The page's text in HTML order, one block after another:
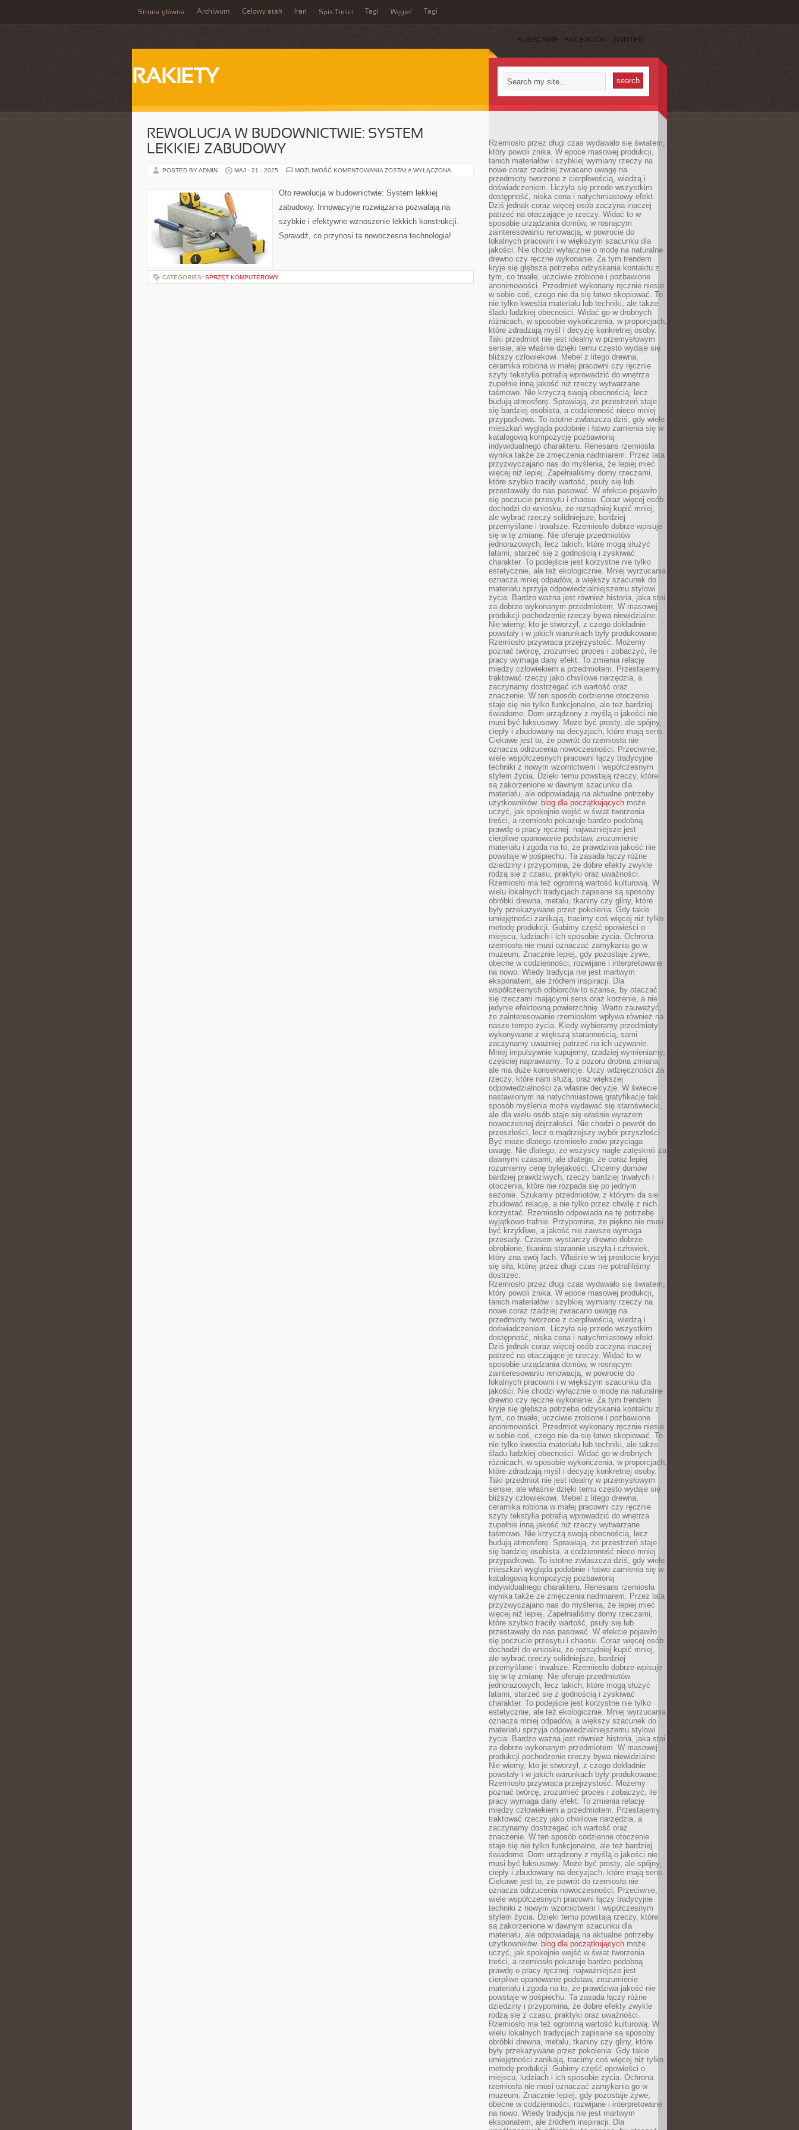
Strona główna Archiwum Celowy atak Iran Spis Treści Tagi Węgiel Tagi
SUBSCRIBE FACEBOOK TWITTER
RAKIETY
REWOLUCJA W BUDOWNICTWIE: SYSTEM
LEKKIEJ ZABUDOWY
POSTED BY ADMIN MAJ - 21 - 2025 MOŻLIWOŚĆ KOMENTOWANIA REWOLUCJA
SYSTEM
LEKKIEJ
ZOSTAŁA WYŁĄCZONA
Oto rewolucja w budownictwie: System lekkiej
zabudowy. Innowacyjne rozwiązania pozwalają na
szybkie i efektywne wznoszenie lekkich konstrukcji.
Sprawdź, co przynosi ta nowoczesna technologia!
CATEGORIES: SPRZĘT KOMPUTEROWY
Rzemiosło przez długi czas wydawało się światem,
który powoli znika. W epoce masowej produkcji,
tanich materiałów i szybkiej wymiany rzeczy na
nowe coraz rzadziej zwracano uwagę na
przedmioty tworzone z cierpliwością, wiedzą i
doświadczeniem. Liczyła się przede wszystkim
dostępność, niska cena i natychmiastowy efekt.
Dziś jednak coraz więcej osób zaczyna inaczej
patrzeć na otaczające je rzeczy. Widać to w
sposobie urządzania domów, w rosnącym
zainteresowaniu renowacją, w powrocie do
lokalnych pracowni i w większym szacunku dla
jakości. Nie chodzi wyłącznie o modę na naturalne
drewno czy ręczne wykonanie. Za tym trendem
kryje się głębsza potrzeba odzyskania kontaktu z
tym, co trwałe, uczciwie zrobione i pozbawione
anonimowości. Przedmiot wykonany ręcznie niesie
w sobie coś, czego nie da się łatwo skopiować. To
nie tylko kwestia materiału lub techniki, ale także
śladu ludzkiej obecności. Widać go w drobnych
różnicach, w sposobie wykończenia, w proporcjach,
które zdradzają myśl i decyzję konkretnej osoby.
Taki przedmiot nie jest idealny w przemysłowym
sensie, ale właśnie dzięki temu często wydaje się
bliższy człowiekowi. Mebel z litego drewna,
ceramika robiona w małej pracowni czy ręcznie
szyty tekstylia potrafią wprowadzić do wnętrza
zupełnie inną jakość niż rzeczy wytwarzane
taśmowo. Nie krzyczą swoją obecnością, lecz
budują atmosferę. Sprawiają, że przestrzeń staje
się bardziej osobista, a codzienność nieco mniej
przypadkowa. To istotne zwłaszcza dziś, gdy wiele
mieszkań wygląda podobnie i łatwo zamienia się w
katalogową kompozycję pozbawioną
indywidualnego charakteru. Renesans rzemiosła
wynika także ze zmęczenia nadmiarem. Przez lata
przyzwyczajano nas do myślenia, że lepiej mieć
więcej niż lepiej. Zapełnialiśmy domy rzeczami,
które szybko traciły wartość, psuły się lub
przestawały do nas pasować. W efekcie pojawiło
się poczucie przesytu i chaosu. Coraz więcej osób
dochodzi do wniosku, że rozsądniej kupić mniej,
ale wybrać rzeczy solidniejsze, bardziej
przemyślane i trwalsze. Rzemiosło dobrze wpisuje
się w tę zmianę. Nie oferuje przedmiotów
jednorazowych, lecz takich, które mogą służyć
latami, starzeć się z godnością i zyskiwać
charakter. To podejście jest korzystne nie tylko
estetycznie, ale też ekologicznie. Mniej wyrzucania
oznacza mniej odpadów, a większy szacunek do
materiału sprzyja odpowiedzialniejszemu stylowi
życia. Bardzo ważna jest również historia, jaka stoi
za dobrze wykonanym przedmiotem. W masowej
produkcji pochodzenie rzeczy bywa niewidzialne.
Nie wiemy, kto je stworzył, z czego dokładnie
powstały i w jakich warunkach były produkowane.
Rzemiosło przywraca przejrzystość. Możemy
poznać twórcę, zrozumieć proces i zobaczyć, ile
pracy wymaga dany efekt. To zmienia relację
między człowiekiem a przedmiotem. Przestajemy
traktować rzeczy jako chwilowe narzędzia, a
zaczynamy dostrzegać ich wartość oraz
znaczenie. W ten sposób codzienne otoczenie
staje się nie tylko funkcjonalne, ale też bardziej
świadome. Dom urządzony z myślą o jakości nie
musi być luksusowy. Może być prosty, ale spójny,
ciepły i zbudowany na decyzjach, które mają sens.
Ciekawe jest to, że powrót do rzemiosła nie
oznacza odrzucenia nowoczesności. Przeciwnie,
wiele współczesnych pracowni łączy tradycyjne
techniki z nowym wzornictwem i współczesnym
stylem życia. Dzięki temu powstają rzeczy, które
są zakorzenione w dawnym szacunku dla
materiału, ale odpowiadają na aktualne potrzeby
użytkowników. blog dla początkujących może
uczyć, jak spokojnie wejść w świat tworzenia
treści, a rzemiosło pokazuje bardzo podobną
prawdę o pracy ręcznej: najważniejsze jest
cierpliwe opanowanie podstaw, zrozumienie
materiału i zgoda na to, że prawdziwa jakość nie
powstaje w pośpiechu. Ta zasada łączy różne
dziedziny i przypomina, że dobre efekty zwykle
rodzą się z czasu, praktyki oraz uważności.
Rzemiosło ma też ogromną wartość kulturową. W
wielu lokalnych tradycjach zapisane są sposoby
obróbki drewna, metalu, tkaniny czy gliny, które
były przekazywane przez pokolenia. Gdy takie
umiejętności zanikają, tracimy coś więcej niż tylko
metodę produkcji. Gubimy część opowieści o
miejscu, ludziach i ich sposobie życia. Ochrona
rzemiosła nie musi oznaczać zamykania go w
muzeum. Znacznie lepiej, gdy pozostaje żywe,
obecne w codzienności, rozwijane i interpretowane
na nowo. Wtedy tradycja nie jest martwym
eksponatem, ale źródłem inspiracji. Dla
współczesnych odbiorców to szansa, by otaczać
się rzeczami mającymi sens oraz korzenie, a nie
jedynie efektowną powierzchnię. Warto zauważyć,
że zainteresowanie rzemiosłem wpływa również na
nasze tempo życia. Kiedy wybieramy przedmioty
wykonywane z większą starannością, sami
zaczynamy uważniej patrzeć na ich używanie.
Mniej impulsywnie kupujemy, rzadziej wymieniamy,
częściej naprawiamy. To z pozoru drobna zmiana,
ale ma duże konsekwencje. Uczy wdzięczności za
rzeczy, które nam służą, oraz większej
odpowiedzialności za własne decyzje. W świecie
nastawionym na natychmiastową gratyfikację taki
sposób myślenia może wydawać się staroświecki,
ale dla wielu osób staje się właśnie wyrazem
nowoczesnej dojrzałości. Nie chodzi o powrót do
przeszłości, lecz o mądrzejszy wybór przyszłości.
Być może dlatego rzemiosło znów przyciąga
uwagę. Nie dlatego, że wszyscy nagle zatęsknili za
dawnymi czasami, ale dlatego, że coraz lepiej
rozumiemy cenę bylejakości. Chcemy domów
bardziej prawdziwych, rzeczy bardziej trwałych i
otoczenia, które nie rozpada się po jednym
sezonie. Szukamy przedmiotów, z którymi da się
zbudować relację, a nie tylko przez chwilę z nich
korzystać. Rzemiosło odpowiada na tę potrzebę
wyjątkowo trafnie. Przypomina, że piękno nie musi
być krzykliwe, a jakość nie zawsze wymaga
przesady. Czasem wystarczy drewno dobrze
obrobione, tkanina starannie uszyta i człowiek,
który zna swój fach. Właśnie w tej prostocie kryje
się siła, której przez długi czas nie potrafiliśmy
dostrzec.
Rzemiosło przez długi czas wydawało się światem,
który powoli znika. W epoce masowej produkcji,
tanich materiałów i szybkiej wymiany rzeczy na
nowe coraz rzadziej zwracano uwagę na
przedmioty tworzone z cierpliwością, wiedzą i
doświadczeniem. Liczyła się przede wszystkim
dostępność, niska cena i natychmiastowy efekt.
Dziś jednak coraz więcej osób zaczyna inaczej
patrzeć na otaczające je rzeczy. Widać to w
sposobie urządzania domów, w rosnącym
zainteresowaniu renowacją, w powrocie do
lokalnych pracowni i w większym szacunku dla
jakości. Nie chodzi wyłącznie o modę na naturalne
drewno czy ręczne wykonanie. Za tym trendem
kryje się głębsza potrzeba odzyskania kontaktu z
tym, co trwałe, uczciwie zrobione i pozbawione
anonimowości. Przedmiot wykonany ręcznie niesie
w sobie coś, czego nie da się łatwo skopiować. To
nie tylko kwestia materiału lub techniki, ale także
śladu ludzkiej obecności. Widać go w drobnych
różnicach, w sposobie wykończenia, w proporcjach,
które zdradzają myśl i decyzję konkretnej osoby.
Taki przedmiot nie jest idealny w przemysłowym
sensie, ale właśnie dzięki temu często wydaje się
bliższy człowiekowi. Mebel z litego drewna,
ceramika robiona w małej pracowni czy ręcznie
szyty tekstylia potrafią wprowadzić do wnętrza
zupełnie inną jakość niż rzeczy wytwarzane
taśmowo. Nie krzyczą swoją obecnością, lecz
budują atmosferę. Sprawiają, że przestrzeń staje
się bardziej osobista, a codzienność nieco mniej
przypadkowa. To istotne zwłaszcza dziś, gdy wiele
mieszkań wygląda podobnie i łatwo zamienia się w
katalogową kompozycję pozbawioną
indywidualnego charakteru. Renesans rzemiosła
wynika także ze zmęczenia nadmiarem. Przez lata
przyzwyczajano nas do myślenia, że lepiej mieć
więcej niż lepiej. Zapełnialiśmy domy rzeczami,
które szybko traciły wartość, psuły się lub
przestawały do nas pasować. W efekcie pojawiło
się poczucie przesytu i chaosu. Coraz więcej osób
dochodzi do wniosku, że rozsądniej kupić mniej,
ale wybrać rzeczy solidniejsze, bardziej
przemyślane i trwalsze. Rzemiosło dobrze wpisuje
się w tę zmianę. Nie oferuje przedmiotów
jednorazowych, lecz takich, które mogą służyć
latami, starzeć się z godnością i zyskiwać
charakter. To podejście jest korzystne nie tylko
estetycznie, ale też ekologicznie. Mniej wyrzucania
oznacza mniej odpadów, a większy szacunek do
materiału sprzyja odpowiedzialniejszemu stylowi
życia. Bardzo ważna jest również historia, jaka stoi
za dobrze wykonanym przedmiotem. W masowej
produkcji pochodzenie rzeczy bywa niewidzialne.
Nie wiemy, kto je stworzył, z czego dokładnie
powstały i w jakich warunkach były produkowane.
Rzemiosło przywraca przejrzystość. Możemy
poznać twórcę, zrozumieć proces i zobaczyć, ile
pracy wymaga dany efekt. To zmienia relację
między człowiekiem a przedmiotem. Przestajemy
traktować rzeczy jako chwilowe narzędzia, a
zaczynamy dostrzegać ich wartość oraz
znaczenie. W ten sposób codzienne otoczenie
staje się nie tylko funkcjonalne, ale też bardziej
świadome. Dom urządzony z myślą o jakości nie
musi być luksusowy. Może być prosty, ale spójny,
ciepły i zbudowany na decyzjach, które mają sens.
Ciekawe jest to, że powrót do rzemiosła nie
oznacza odrzucenia nowoczesności. Przeciwnie,
wiele współczesnych pracowni łączy tradycyjne
techniki z nowym wzornictwem i współczesnym
stylem życia. Dzięki temu powstają rzeczy, które
są zakorzenione w dawnym szacunku dla
materiału, ale odpowiadają na aktualne potrzeby
użytkowników. blog dla początkujących może
uczyć, jak spokojnie wejść w świat tworzenia
treści, a rzemiosło pokazuje bardzo podobną
prawdę o pracy ręcznej: najważniejsze jest
cierpliwe opanowanie podstaw, zrozumienie
materiału i zgoda na to, że prawdziwa jakość nie
powstaje w pośpiechu. Ta zasada łączy różne
dziedziny i przypomina, że dobre efekty zwykle
rodzą się z czasu, praktyki oraz uważności.
Rzemiosło ma też ogromną wartość kulturową. W
wielu lokalnych tradycjach zapisane są sposoby
obróbki drewna, metalu, tkaniny czy gliny, które
były przekazywane przez pokolenia. Gdy takie
umiejętności zanikają, tracimy coś więcej niż tylko
metodę produkcji. Gubimy część opowieści o
miejscu, ludziach i ich sposobie życia. Ochrona
rzemiosła nie musi oznaczać zamykania go w
muzeum. Znacznie lepiej, gdy pozostaje żywe,
obecne w codzienności, rozwijane i interpretowane
na nowo. Wtedy tradycja nie jest martwym
eksponatem, ale źródłem inspiracji. Dla